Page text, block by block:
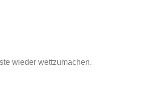
wieder wettzumachen.